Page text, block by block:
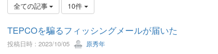
全ての記事 10件
TEPCOを騙るフィッシングメールが届いた
投稿日時 : 2023/10/05 原秀年